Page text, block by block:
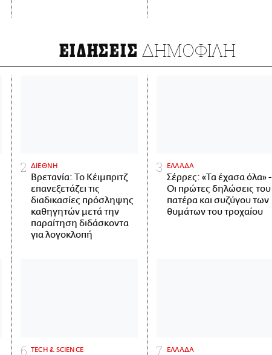
ΕΙΔΗΣΕΙΣ ΔΗΜΟΦΙΛΗ
ΔΙΕΘΝΗ
Βρετανία: Το Κέιμπριτζ
επανεξετάζει τις
διαδικασίες πρόσληψης
καθηγητών μετά την
παραίτηση διδάσκοντα
για λογοκλοπή
ΕΛΛΑΔΑ
Σέρρες: «Τα έχασα όλα» -
Οι πρώτες δηλώσεις του
πατέρα και συζύγου των
θυμάτων του τροχαίου
ΤECH & SCIENCE ΕΛΛΑΔΑ